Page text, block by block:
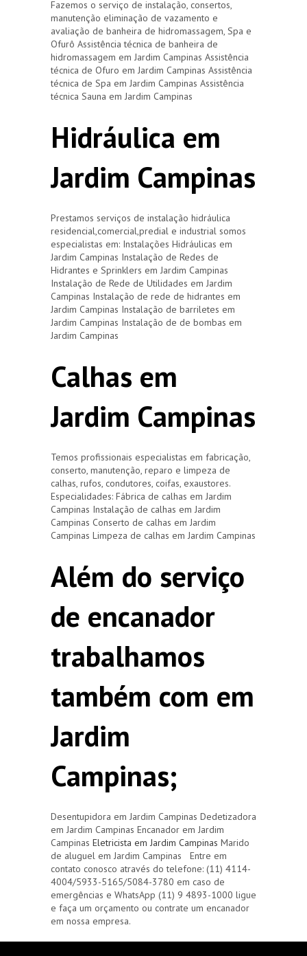
Fazemos o serviço de instalação, consertos,
manutenção eliminação de vazamento e
avaliação de banheira de hidromassagem, Spa e
Ofurô Assistência técnica de banheira de
hidromassagem em Jardim Campinas Assistência
técnica de Ofuro em Jardim Campinas Assistência
técnica de Spa em Jardim Campinas Assistência
técnica Sauna em Jardim Campinas
Hidráulica em
Jardim Campinas
Prestamos serviços de instalação hidráulica
residencial,comercial,predial e industrial somos
especialistas em: Instalações Hidráulicas em
Jardim Campinas Instalação de Redes de
Hidrantes e Sprinklers em Jardim Campinas
Instalação de Rede de Utilidades em Jardim
Campinas Instalação de rede de hidrantes em
Jardim Campinas Instalação de barriletes em
Jardim Campinas Instalação de de bombas em
Jardim Campinas
Calhas em
Jardim Campinas
Temos profissionais especialistas em fabricação,
conserto, manutenção, reparo e limpeza de
calhas, rufos, condutores, coifas, exaustores.
Especialidades: Fábrica de calhas em Jardim
Campinas Instalação de calhas em Jardim
Campinas Conserto de calhas em Jardim
Campinas Limpeza de calhas em Jardim Campinas
Além do serviço
de encanador
trabalhamos
também com em
Jardim
Campinas;
Desentupidora em Jardim Campinas Dedetizadora
em Jardim Campinas Encanador em Jardim
Campinas Eletricista em Jardim Campinas Marido
de aluguel em Jardim Campinas Entre em
contato conosco através do telefone: (11) 4114-
4004/5933-5165/5084-3780 em caso de
emergências e WhatsApp (11) 9 4893-1000 ligue
e faça um orçamento ou contrate um encanador
em nossa empresa.